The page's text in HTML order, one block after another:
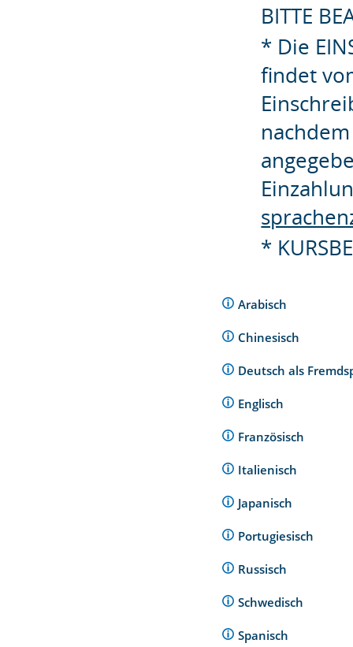
BITTE
* Die
findet
*
Arabisch
Chinesisch
Deutsch als
Englisch
Französisch
Italienisch
Japanisch
Portugiesisch
Russisch
Schwedisch
Spanisch